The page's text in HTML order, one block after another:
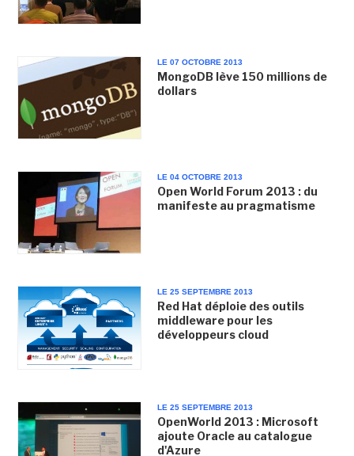
LE 07 OCTOBRE 2013
MongoDB lève 150 millions de
dollars
LE 04 OCTOBRE 2013
Open World Forum 2013 : du
manifeste au pragmatisme
LE 25 SEPTEMBRE 2013
Red Hat déploie des outils
middleware pour les
développeurs cloud
LE 25 SEPTEMBRE 2013
OpenWorld 2013 : Microsoft
ajoute Oracle au catalogue
d'Azure